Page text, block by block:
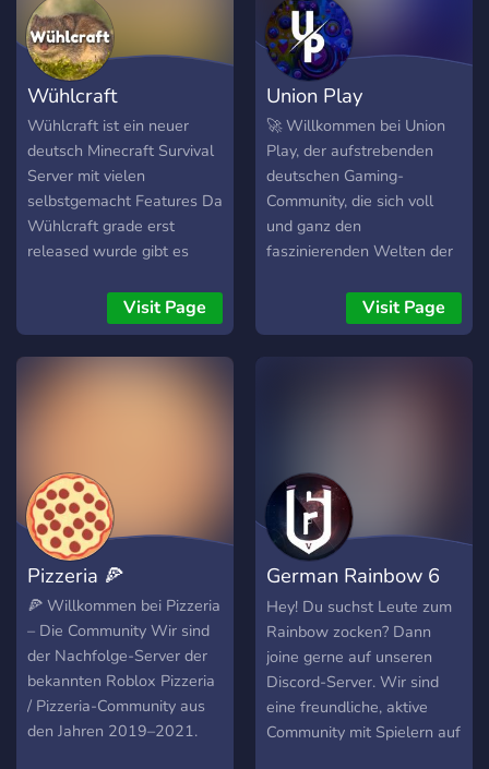
Army hat auch einen
eigenen Minecraft Server,
wo unsere Community mal
ab und zu zusammen dort
Survival spielen, Spaß
haben und großartige
Dinge bauen. Wenn dies
etwas für dich ist, dann fühl
dich hier wie zu Hause.
Wühlcraft
Wühlcraft ist ein neuer
deutsch Minecraft Survival
Server mit vielen
selbstgemacht Features Da
Wühlcraft grade erst
released wurde gibt es
Visit Page
Union Play
🚀 Willkommen bei Union
Play, der aufstrebenden
deutschen Gaming-
Community, die sich voll
und ganz den
faszinierenden Welten der
findest du eine lebendige
Gemeinschaft von Gamern,
die ihre Leidenschaft für
Visit Page
Pizzeria 🍕
🍕 Willkommen bei Pizzeria
– Die Community Wir sind
der Nachfolge-Server der
bekannten Roblox Pizzeria
/ Pizzeria-Community aus
den Jahren 2019–2021.
German Rainbow 6
Siege Community
Hey! Du suchst Leute zum
Rainbow zocken? Dann
joine gerne auf unseren
Discord-Server. Wir sind
eine freundliche, aktive
Community mit Spielern auf